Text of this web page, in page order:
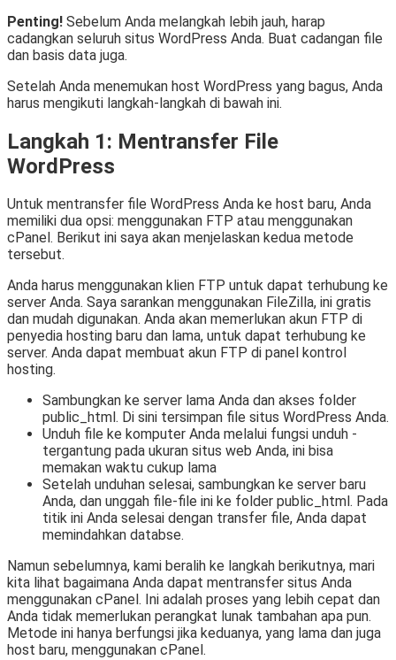
Penting! Sebelum Anda melangkah lebih jauh, harap
cadangkan seluruh situs WordPress Anda. Buat cadangan file
dan basis data juga.
Setelah Anda menemukan host WordPress yang bagus, Anda
harus mengikuti langkah-langkah di bawah ini.
Langkah 1: Mentransfer File
WordPress
Untuk mentransfer file WordPress Anda ke host baru, Anda
memiliki dua opsi: menggunakan FTP atau menggunakan
cPanel. Berikut ini saya akan menjelaskan kedua metode
tersebut.
Anda harus menggunakan klien FTP untuk dapat terhubung ke
server Anda. Saya sarankan menggunakan FileZilla, ini gratis
dan mudah digunakan. Anda akan memerlukan akun FTP di
penyedia hosting baru dan lama, untuk dapat terhubung ke
server. Anda dapat membuat akun FTP di panel kontrol
hosting.
Sambungkan ke server lama Anda dan akses folder
public_html. Di sini tersimpan file situs WordPress Anda.
Unduh file ke komputer Anda melalui fungsi unduh -
tergantung pada ukuran situs web Anda, ini bisa
memakan waktu cukup lama
Setelah unduhan selesai, sambungkan ke server baru
Anda, dan unggah file-file ini ke folder public_html. Pada
titik ini Anda selesai dengan transfer file, Anda dapat
memindahkan databse.
Namun sebelumnya, kami beralih ke langkah berikutnya, mari
kita lihat bagaimana Anda dapat mentransfer situs Anda
menggunakan cPanel. Ini adalah proses yang lebih cepat dan
Anda tidak memerlukan perangkat lunak tambahan apa pun.
Metode ini hanya berfungsi jika keduanya, yang lama dan juga
host baru, menggunakan cPanel.